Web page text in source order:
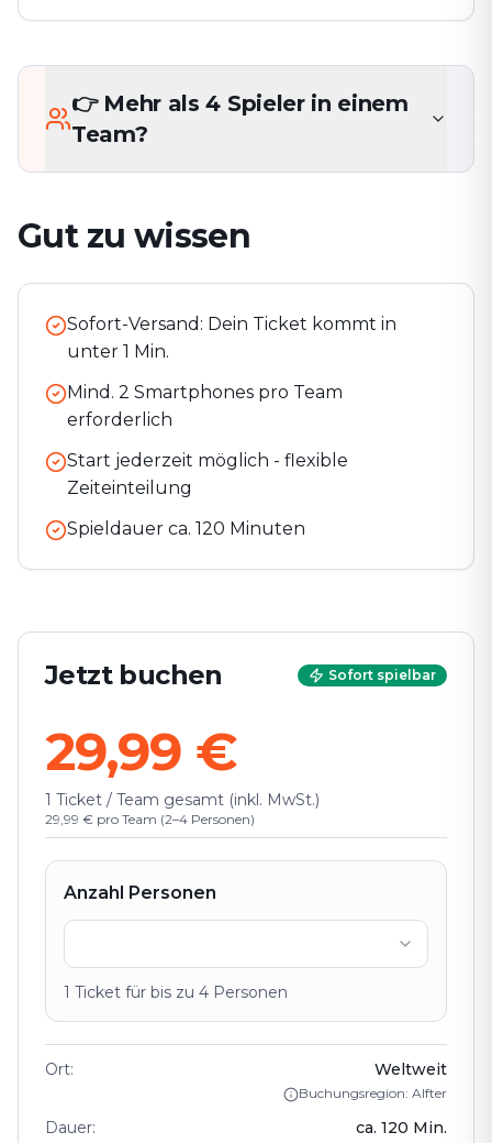
👉 Mehr als 4 Spieler in einem
Team?
Gut zu wissen
Sofort-Versand: Dein Ticket kommt in
unter 1 Min.
Mind. 2 Smartphones pro Team
erforderlich
Start jederzeit möglich - flexible
Zeiteinteilung
Spieldauer ca. 120 Minuten
Jetzt buchen Sofort spielbar
29,99 €
1 Ticket / Team gesamt (inkl. MwSt.)
29,99 € pro Team (2–4 Personen)
Anzahl Personen
1 Ticket für bis zu 4 Personen
Ort: Weltweit
Buchungsregion: Alfter⁠
Dauer: ca. 120 Min.